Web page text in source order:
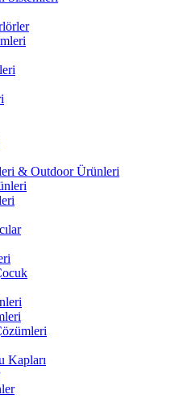
& Outdoor Ürünleri
Kapları